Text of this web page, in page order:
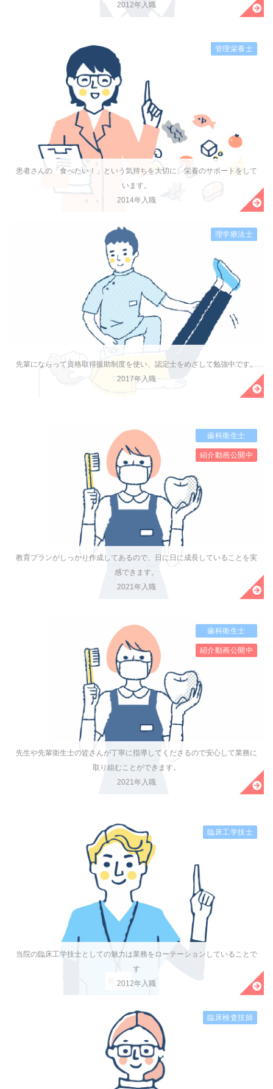
2012年入職
患者さんの「食べたい！」という気持ちを大切に、栄養のサポートをして
います。
2014年入職
管理栄養士
先輩にならって資格取得援助制度を使い、認定士をめざして勉強中です。
2017年入職
理学療法士
教育プランがしっかり作成してあるので、日に日に成長していることを実
感できます。
2021年入職
歯科衛生士
紹介動画公開中
先生や先輩衛生士の皆さんが丁寧に指導してくださるので安心して業務に
取り組むことができます。
2021年入職
歯科衛生士
紹介動画公開中
当院の臨床工学技士としての魅力は業務をローテーションしていることで
す
2012年入職
臨床工学技士
臨床検査技師